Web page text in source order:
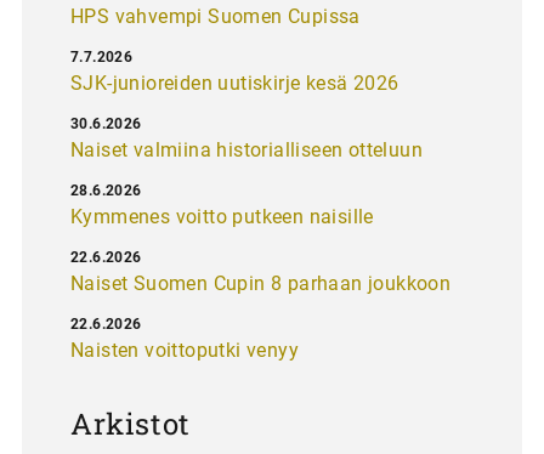
HPS vahvempi Suomen Cupissa
SJK-junioreiden uutiskirje kesä 2026
7.7.2026
Naiset valmiina historialliseen otteluun
30.6.2026
Kymmenes voitto putkeen naisille
28.6.2026
Naiset Suomen Cupin 8 parhaan joukkoon
22.6.2026
Naisten voittoputki venyy
22.6.2026
Arkistot